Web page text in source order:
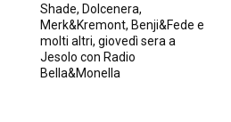
Shade, Dolcenera,
Merk&Kremont, Benji&Fede e
molti altri, giovedì sera a
Jesolo con Radio
Bella&Monella